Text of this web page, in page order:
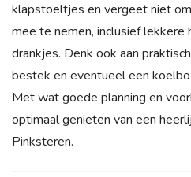
klapstoeltjes en vergeet niet
mee te nemen, inclusief lekkere
drankjes. Denk ook aan
bestek en eventueel een
Met wat goede planning en
optimaal genieten van een
Pinksteren.